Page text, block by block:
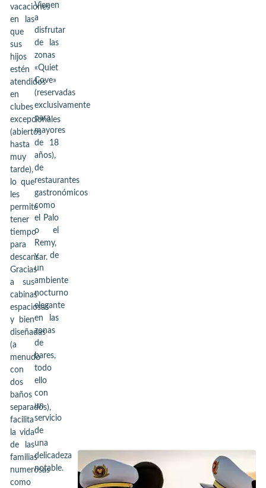
vacaciones
en las
que
sus
hijos
estén
atendidos
en
clubes
excepcionales
(abiertos
hasta
muy
tarde),
lo que
les
permite
tener
tiempo
para
descansar.
Gracias
a sus
cabinas
espaciosas
y bien
diseñadas
(a
menudo
con
dos
baños
separados),
facilita
la vida
de las
familias
numerosas
como
Vienen
a
disfrutar
de las
zonas
«Quiet
Cove»
(reservadas
exclusivamente
para
mayores
de 18
años),
de
restaurantes
gastronómicos
como
el Palo
o el
Remy,
y de
un
ambiente
nocturno
elegante
en las
zonas
de
bares,
todo
ello
con
un
servicio
de
una
delicadeza
notable.